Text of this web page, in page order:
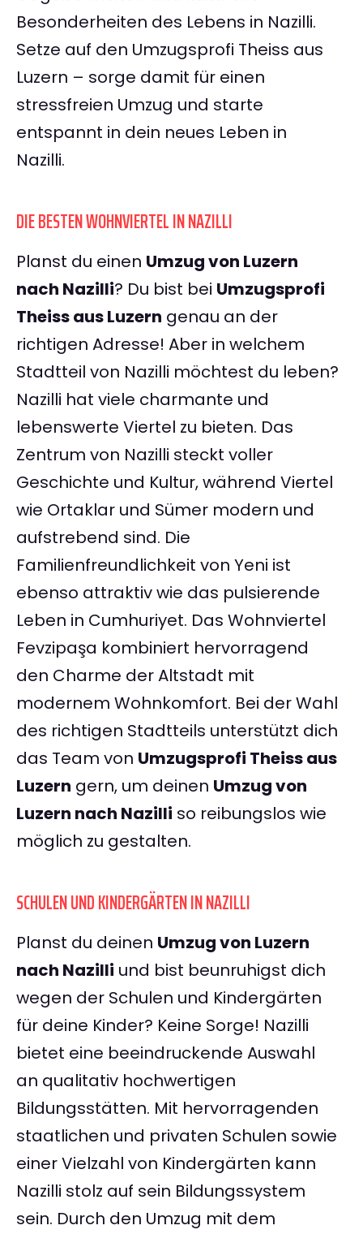
Besonderheiten des Lebens in Nazilli.
Setze auf den Umzugsprofi Theiss aus
Luzern – sorge damit für einen
stressfreien Umzug und starte
entspannt in dein neues Leben in
Nazilli.
DIE BESTEN WOHNVIERTEL IN NAZILLI
Planst du einen Umzug von Luzern
nach Nazilli? Du bist bei Umzugsprofi
Theiss aus Luzern genau an der
richtigen Adresse! Aber in welchem
Stadtteil von Nazilli möchtest du leben?
Nazilli hat viele charmante und
lebenswerte Viertel zu bieten. Das
Zentrum von Nazilli steckt voller
Geschichte und Kultur, während Viertel
wie Ortaklar und Sümer modern und
aufstrebend sind. Die
Familienfreundlichkeit von Yeni ist
ebenso attraktiv wie das pulsierende
Leben in Cumhuriyet. Das Wohnviertel
Fevzipaşa kombiniert hervorragend
den Charme der Altstadt mit
modernem Wohnkomfort. Bei der Wahl
des richtigen Stadtteils unterstützt dich
das Team von Umzugsprofi Theiss aus
Luzern gern, um deinen Umzug von
Luzern nach Nazilli so reibungslos wie
möglich zu gestalten.
SCHULEN UND KINDERGÄRTEN IN NAZILLI
Planst du deinen Umzug von Luzern
nach Nazilli und bist beunruhigst dich
wegen der Schulen und Kindergärten
für deine Kinder? Keine Sorge! Nazilli
bietet eine beeindruckende Auswahl
an qualitativ hochwertigen
Bildungsstätten. Mit hervorragenden
staatlichen und privaten Schulen sowie
einer Vielzahl von Kindergärten kann
Nazilli stolz auf sein Bildungssystem
sein. Durch den Umzug mit dem